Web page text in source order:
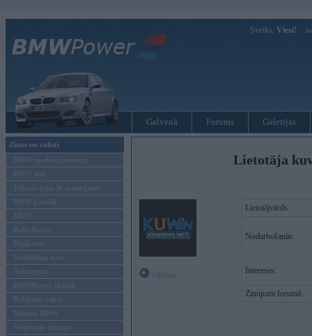
Sveiks, Viesi!
Galvenā Forums Galerijas
Ziņas un raksti
BMW modeļu jaunumi
BMW testi
Tehnoloģijas & sasniegumi
BMW Latvijā
MINI
Rolls-Royce
Pasākumi
Vadāmības tests
Autosports
BMWPower aktuāli
Reklāmas raksti
Mēneša BMW
Sērijveida tūnings
Lietotāja
Lietotājvārds:
Nodarbošanās:
Intereses:
Ziņojumi forumā: